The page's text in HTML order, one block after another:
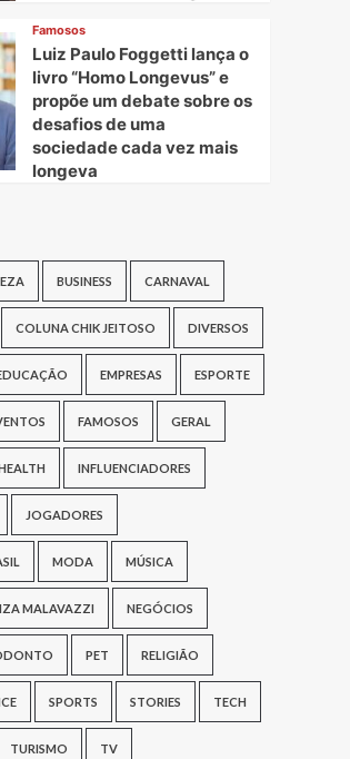
Famosos
Luiz Paulo Foggetti lança o
livro “Homo Longevus” e
propõe um debate sobre os
desafios de uma
sociedade cada vez mais
longeva
BUSINESS CARNAVAL
COLUNA CHIK JEITOSO DIVERSOS
EMPRESAS ESPORTE
FAMOSOS GERAL
INFLUENCIADORES
JOGADORES
MODA MÚSICA
MALAVAZZI NEGÓCIOS
PET RELIGIÃO
SPORTS STORIES TECH
TURISMO TV